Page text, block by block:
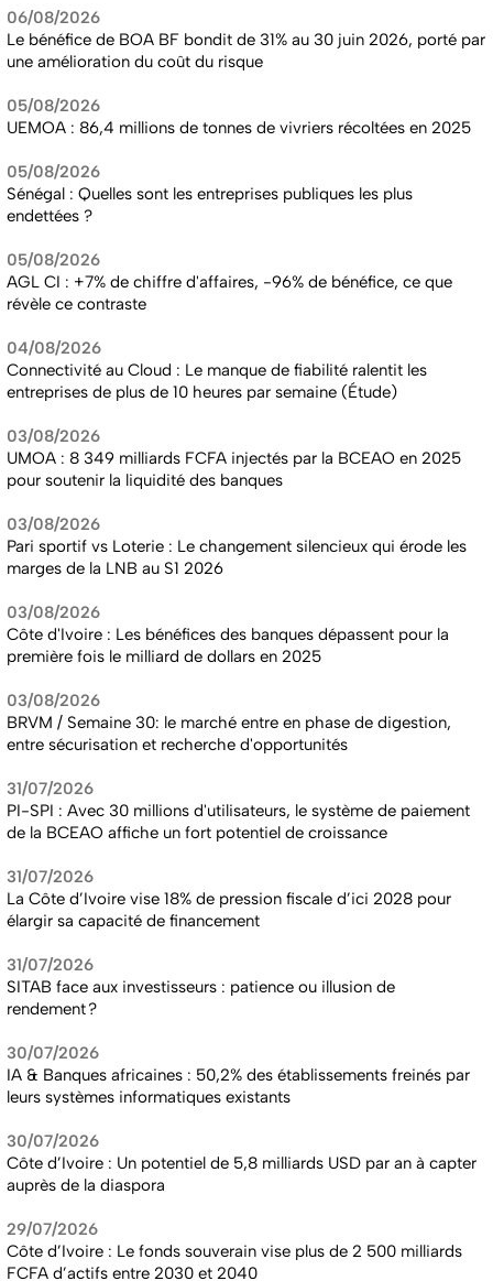
06/08/2026
Le bénéfice de BOA BF bondit de 31% au 30 juin 2026, porté par
une amélioration du coût du risque
05/08/2026
UEMOA : 86,4 millions de tonnes de vivriers récoltées en 2025
05/08/2026
Sénégal : Quelles sont les entreprises publiques les plus
endettées ?
05/08/2026
AGL CI : +7% de chiffre d'affaires, -96% de bénéfice, ce que
révèle ce contraste
04/08/2026
Connectivité au Cloud : Le manque de fiabilité ralentit les
entreprises de plus de 10 heures par semaine (Étude)
03/08/2026
UMOA : 8 349 milliards FCFA injectés par la BCEAO en 2025
pour soutenir la liquidité des banques
03/08/2026
Pari sportif vs Loterie : Le changement silencieux qui érode les
marges de la LNB au S1 2026
03/08/2026
Côte d'Ivoire : Les bénéfices des banques dépassent pour la
première fois le milliard de dollars en 2025
03/08/2026
BRVM / Semaine 30: le marché entre en phase de digestion,
entre sécurisation et recherche d'opportunités
31/07/2026
PI-SPI : Avec 30 millions d'utilisateurs, le système de paiement
de la BCEAO affiche un fort potentiel de croissance
31/07/2026
La Côte d’Ivoire vise 18% de pression fiscale d’ici 2028 pour
élargir sa capacité de financement
31/07/2026
SITAB face aux investisseurs : patience ou illusion de
rendement ?
30/07/2026
IA & Banques africaines : 50,2% des établissements freinés par
leurs systèmes informatiques existants
30/07/2026
Côte d’Ivoire : Un potentiel de 5,8 milliards USD par an à capter
auprès de la diaspora
29/07/2026
Côte d’Ivoire : Le fonds souverain vise plus de 2 500 milliards
FCFA d’actifs entre 2030 et 2040